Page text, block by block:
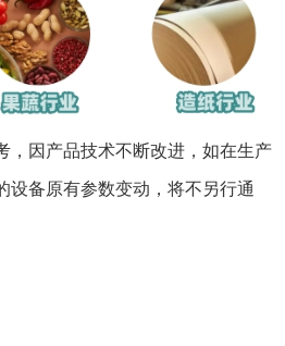
，因产品技术不断改进，如在生产
设备原有参数变动，将不另行通